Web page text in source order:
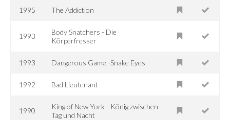
1995 The Addiction
1993
Body Snatchers - Die
Körperfresser
1993 Dangerous Game -Snake Eyes
1992 Bad Lieutenant
1990
King of New York - König zwischen
Tag und Nacht